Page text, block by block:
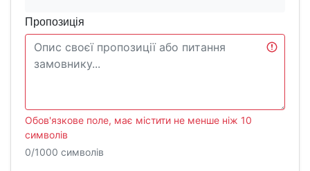
Пропозиція
Обов'язкове поле, має містити не менше ніж 10
символів
0/1000 символів